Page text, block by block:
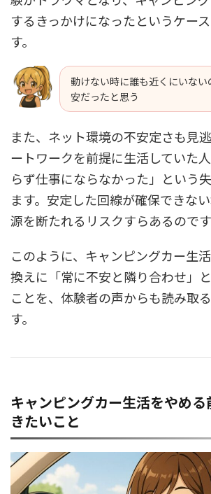
するきっかけになったというケー
す。
動けない時に誰も近くにいない
安だったと思う
また、ネット環境の不安定さも見
ートワークを前提に生活していた
らず仕事にならなかった」という
ます。安定した回線が確保できな
源を断たれるリスクすらあるのです
このように、キャンピングカー生
換えに「常に不安と隣り合わせ」
ことを、体験者の声からも読み取
す。
キャンピングカー生活をやめる
きたいこと